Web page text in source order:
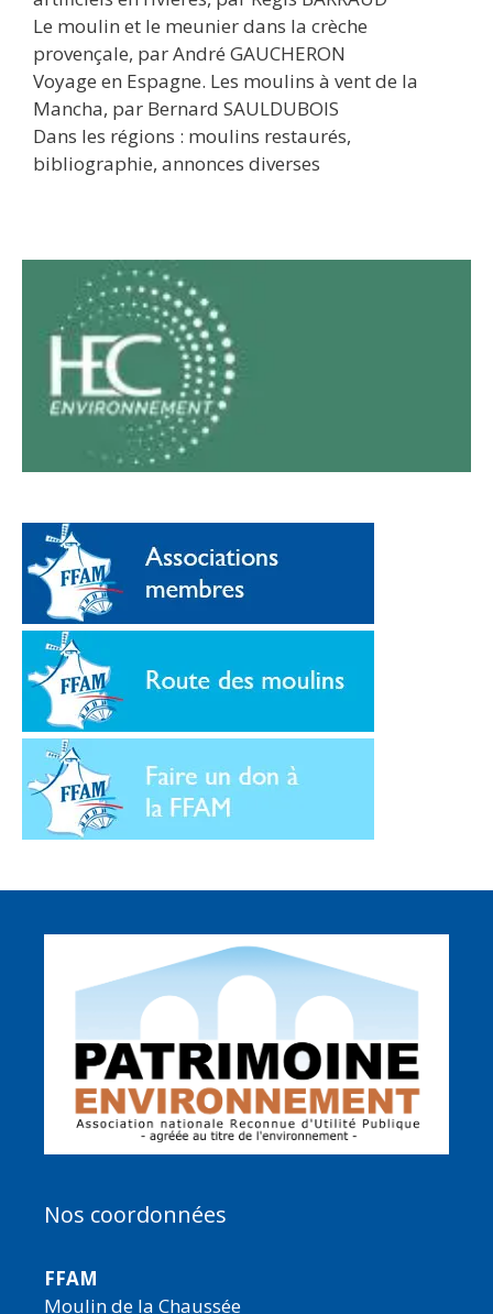
Le moulin et le meunier dans la crèche
provençale, par André GAUCHERON
Voyage en Espagne. Les moulins à vent de la
Mancha, par Bernard SAULDUBOIS
Dans les régions : moulins restaurés,
bibliographie, annonces diverses
Nos coordonnées
FFAM
Moulin de la Chaussée